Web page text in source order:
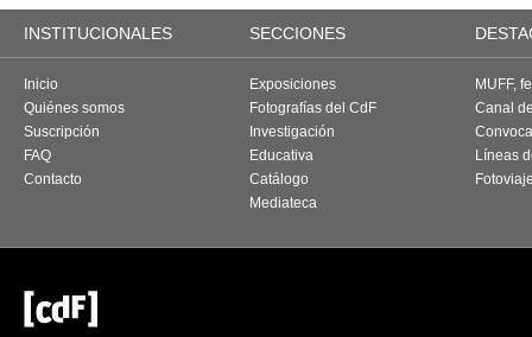
INSTITUCIONALES SECCIONES
Inicio
Quiénes somos
Suscripción
FAQ
Contacto
Exposiciones
Fotografías del CdF
Investigación
Educativa
Catálogo
Mediateca
MUFF,
Canal
Líneas